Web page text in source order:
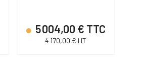
5 004,00 € TTC
4 170,00 € HT